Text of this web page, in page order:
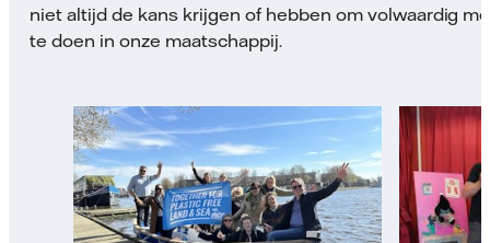
niet altijd de kans krijgen of hebben om volwaardig
te doen in onze maatschappij.